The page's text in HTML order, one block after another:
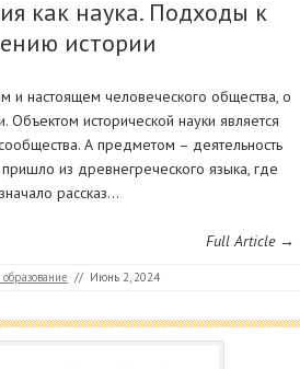
как наука. Подходы к
истории
и настоящем человеческого общества, о
Объектом исторической науки является
А предметом – деятельность
из древнегреческого языка, где
рассказ…
Full Article →
// Июнь 2, 2024